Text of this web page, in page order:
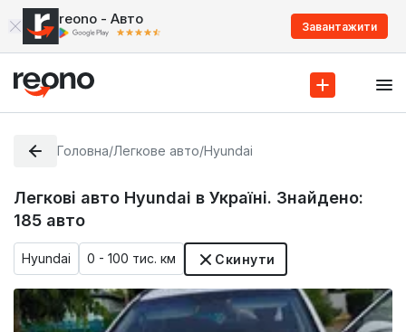
reono - Авто Завантажити
Головна/Легкове авто/Hyundai
Легкові авто Hyundai в Україні. Знайдено:
185 авто
Hyundai 0 - 100 тис. км Скинути